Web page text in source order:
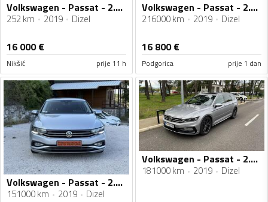
Volkswagen - Passat - 2.0 TDI
252 km 2019 Dizel
16 000€
Nikšić prije 11 h
Volkswagen - Passat - 2.0 DSG
216000 km 2019 Dizel
16 800€
Podgorica prije 1 dan
Volkswagen - Passat - 2.0//150konja//DSG//02.2020god
151000 km 2019 Dizel
Volkswagen - Passat - 2.0 BiTDI
181000 km 2019 Dizel